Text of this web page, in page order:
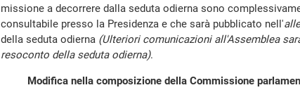
missione a decorrere dalla seduta odierna sono
consultabile presso la Presidenza e che sarà pubblicato nell'
della seduta odierna (Ulteriori comunicazioni all'Assemblea
resoconto della seduta odierna).
Modifica nella composizione della Commissione